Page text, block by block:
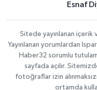
Esnaf
Sitede yayınlanan içerik
Yayınlanan yorumlardan
Haber32 sorumlu
sayfada açılır.
fotoğraflar izin
ortamda